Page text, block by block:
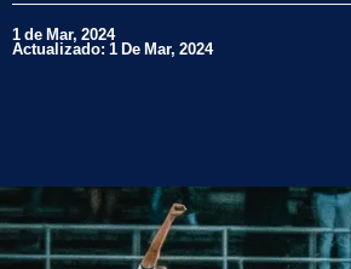
1 de Mar, 2024
Actualizado: 1 De Mar, 2024